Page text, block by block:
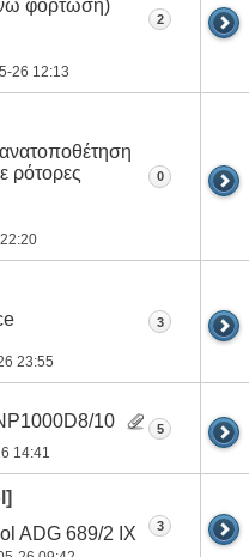
φόρτωση)
26 12:13
2
ρότορες
22:20
0
23:55
3
10
14:41
5
ADG 689/2 IX
3